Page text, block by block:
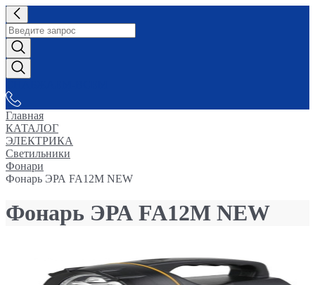
Главная
КАТАЛОГ
ЭЛЕКТРИКА
Светильники
Фонари
Фонарь ЭРА FA12M NEW
Фонарь ЭРА FA12M NEW